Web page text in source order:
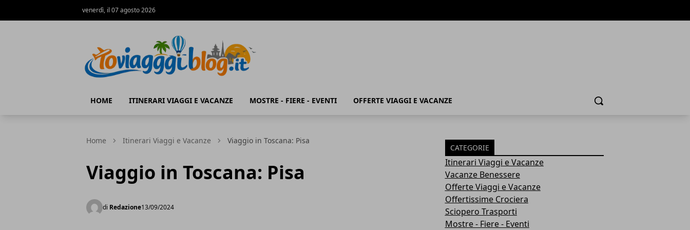
venerdì, il 07 agosto 2026
HOME ITINERARI VIAGGI E VACANZE MOSTRE - FIERE - EVENTI OFFERTE VIAGGI E VACANZE Cerca
Home Itinerari Viaggi e Vacanze Viaggio in Toscana: Pisa
Viaggio in Toscana: Pisa
di Redazione13/09/2024
CATEGORIE
Itinerari Viaggi e Vacanze
Vacanze Benessere
Offerte Viaggi e Vacanze
Offertissime Crociera
Sciopero Trasporti
Mostre - Fiere - Eventi